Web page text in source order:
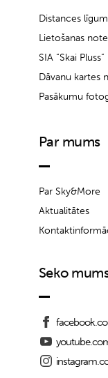
Distances
Lietošanas
SIA “Skai
Dāvanu kartes
Pasākumu
Par mums
Par Sky&More
Aktualitātes
Seko